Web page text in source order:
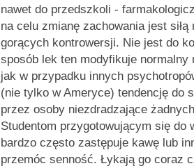
nawet do przedszkoli -
na celu zmianę zachowania jest
gorących kontrowersji. Nie jest do
sposób lek ten modyfikuje normalny
jak w przypadku innych
(nie tylko w Ameryce) tendencję do
przez osoby niezdradzające
Studentom przygotowującym się do
bardzo często zastępuje kawę lub
przemóc senność. Łykają go coraz